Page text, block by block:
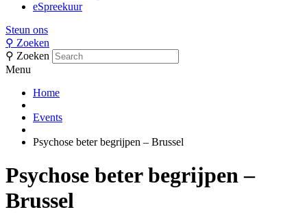
eSpreekuur
Steun ons
⚲ Zoeken
⚲ Zoeken
Menu
Home
Events
Psychose beter begrijpen – Brussel
Psychose beter begrijpen –
Brussel